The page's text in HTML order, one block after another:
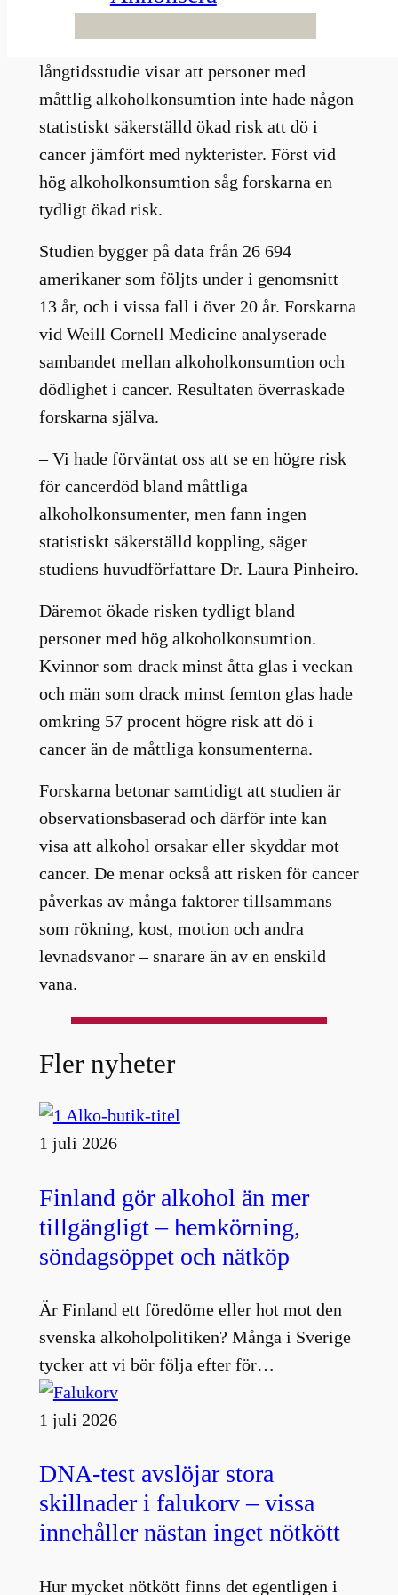
Fyra till sju glas i veckan för kvinnor – och
upp till fjorton för män. En ny amerikansk
långtidsstudie visar att personer med
måttlig alkoholkonsumtion inte hade någon
statistiskt säkerställd ökad risk att dö i
cancer jämfört med nykterister. Först vid
hög alkoholkonsumtion såg forskarna en
tydligt ökad risk.
Studien bygger på data från 26 694
amerikaner som följts under i genomsnitt
13 år, och i vissa fall i över 20 år. Forskarna
vid Weill Cornell Medicine analyserade
sambandet mellan alkoholkonsumtion och
dödlighet i cancer. Resultaten överraskade
forskarna själva.
– Vi hade förväntat oss att se en högre risk
för cancerdöd bland måttliga
alkoholkonsumenter, men fann ingen
statistiskt säkerställd koppling, säger
studiens huvudförfattare Dr. Laura Pinheiro.
Däremot ökade risken tydligt bland
personer med hög alkoholkonsumtion.
Kvinnor som drack minst åtta glas i veckan
och män som drack minst femton glas hade
omkring 57 procent högre risk att dö i
cancer än de måttliga konsumenterna.
Forskarna betonar samtidigt att studien är
observationsbaserad och därför inte kan
visa att alkohol orsakar eller skyddar mot
cancer. De menar också att risken för cancer
påverkas av många faktorer tillsammans –
som rökning, kost, motion och andra
levnadsvanor – snarare än av en enskild
vana.
Fler nyheter
1 juli 2026
Finland gör alkohol än mer
tillgängligt – hemkörning,
söndagsöppet och nätköp
Är Finland ett föredöme eller hot mot den
svenska alkoholpolitiken? Många i Sverige
tycker att vi bör följa efter för…
1 juli 2026
DNA-test avslöjar stora
skillnader i falukorv – vissa
innehåller nästan inget nötkött
Hur mycket nötkött finns det egentligen i